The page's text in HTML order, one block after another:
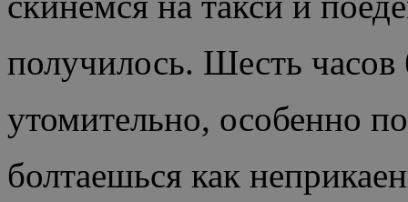
получилось. Шесть часов
утомительно, особенно
болтаешься как